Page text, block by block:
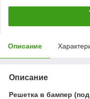
Описание
Описание
Решетка в бампер